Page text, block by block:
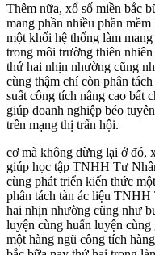
Thêm nữa, xổ số miền bắc
mang phần nhiều phần
một khối hệ thống làm
trong môi trường thiên
thứ hai nhịn nhường cũng
cùng thậm chí còn phân
suất công tích nâng cao bất
giúp doanh nghiệp béo
trên mạng thị trấn hội.
cơ mà không dừng lại ở đó,
giúp học tập TNHH Tư
cùng phát triển kiến thức
phân tách tàn ác liệu
hai nhịn nhường cũng như
luyện cùng huấn luyện
một hàng ngũ công tích